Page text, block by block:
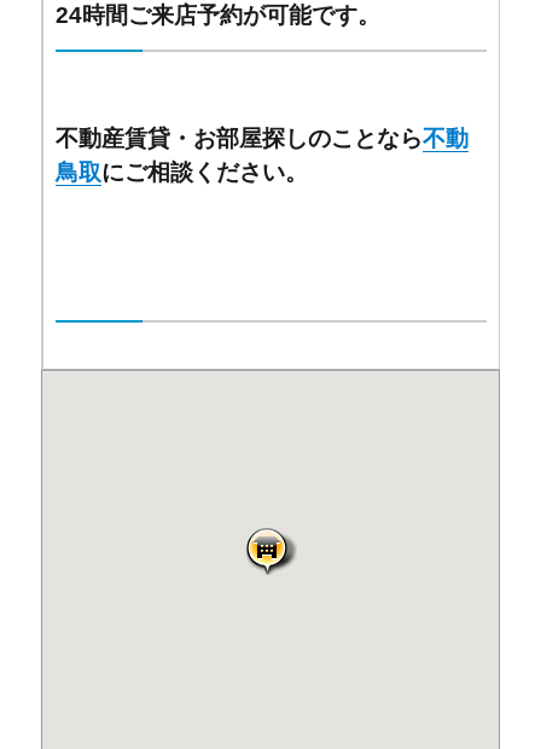
24時間ご来店予約が可能です。
不動産賃貸・お部屋探しのことなら不動
鳥取にご相談ください。